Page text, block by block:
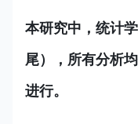
本研究中，统计
尾），所有分析
进行。